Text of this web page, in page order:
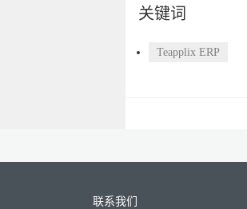
关键词
Teapplix ERP
联系我们